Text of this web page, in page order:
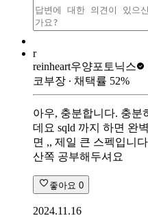
r
reinheart우양포토닉스
코부장 ∙ 채택률 52%
아우, 충분합니다. 충분
데요 sqld 까지 하면 완
면 ,, 제일 큰 스펙입니
산쪽 공부해두셔요
좋아요 0
2024.11.16